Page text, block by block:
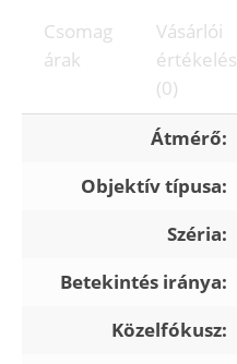
Csomag
árak
Vásárlói
értékelés
(0)
Átmérő:
Objektív típusa:
Széria:
Betekintés iránya:
Közelfókusz: